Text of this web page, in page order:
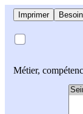
Imprimer
Métier,